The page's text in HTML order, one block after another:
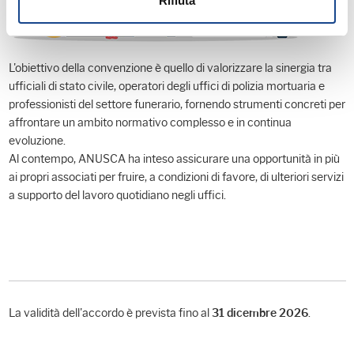
L'obiettivo della convenzione è quello di valorizzare la sinergia tra
ufficiali di stato civile, operatori degli uffici di polizia mortuaria e
professionisti del settore funerario, fornendo strumenti concreti per
affrontare un ambito normativo complesso e in continua
evoluzione.
Al contempo, ANUSCA ha inteso assicurare una opportunità in più
ai propri associati per fruire, a condizioni di favore, di ulteriori servizi
a supporto del lavoro quotidiano negli uffici.
La validità dell'accordo è prevista fino al31 dicembre 2026.